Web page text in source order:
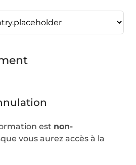
est non-
vous aurez accès à la